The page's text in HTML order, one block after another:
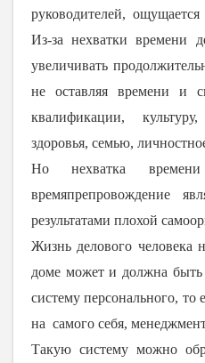
руководителей,
Из-за нехватки времени
увеличивать
не оставляя времени и
квалификации,
здоровья, семью,
Но нехватка
времяпрепровождение
результатами плохой
Жизнь делового человека
доме может и должна быть
систему персонального, то
на самого себя,
Такую систему можно